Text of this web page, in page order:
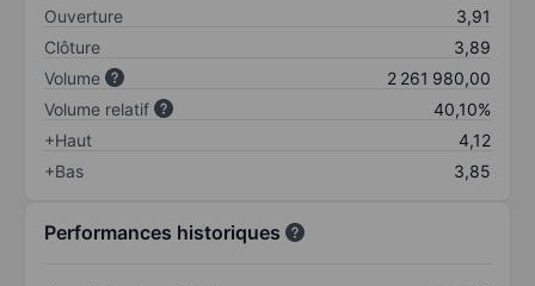
Ouverture
3,91
Clôture
3,89
Volume
2 261 980,00
Volume relatif
40,10%
+Haut
4,12
+Bas
3,85
Performances historiques